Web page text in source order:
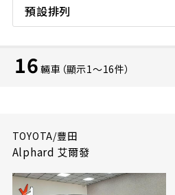
16 輛車（顯示1〜16件）
預設排列
TOYOTA/豐田
Alphard 艾爾發